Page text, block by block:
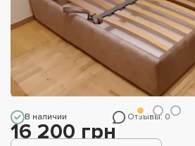
В наличии Отзывы: 0
16 200 грн